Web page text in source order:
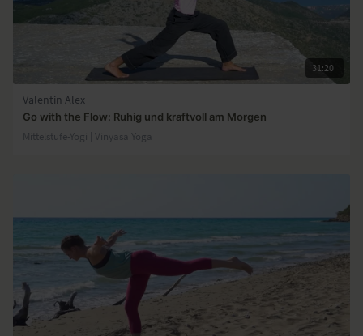
31:20
Valentin Alex
Go with the Flow: Ruhig und kraftvoll am Morgen
Mittelstufe-Yogi | Vinyasa Yoga